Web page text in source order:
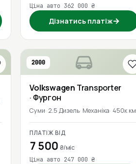
Ціна авто 362 000 ₴
Дізнатись платіж→
2000
Volkswagen Transporter
· Фургон
Суми 2.5 Дизель Механіка 450к км
ПЛАТІЖ ВІД
7 500 ₴/міс
Ціна авто 247 000 ₴